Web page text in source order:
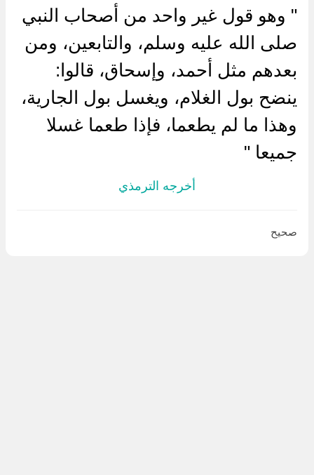
" وهو قول غير واحد من أصحاب النبي
صلى الله عليه وسلم، والتابعين، ومن
بعدهم مثل أحمد، وإسحاق، قالوا:
ينضح بول الغلام، ويغسل بول الجارية،
وهذا ما لم يطعما، فإذا طعما غسلا
جميعا "
أخرجه الترمذي
صحيح